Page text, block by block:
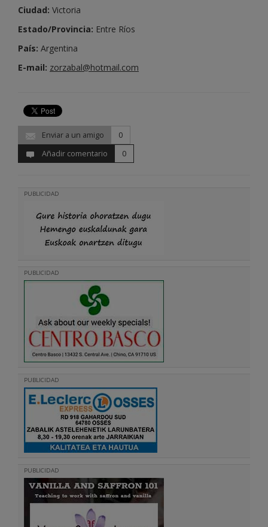
Ciudad: Victoria
Estado/Provincia: Entre Ríos
País: Argentina
E-mail: zorzabal@hotmail.com
Enviar a un amigo
0
Añadir comentario
0
PUBLICIDAD
PUBLICIDAD
PUBLICIDAD
PUBLICIDAD